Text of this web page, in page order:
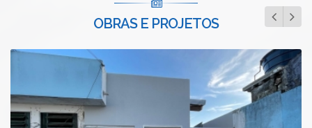
OBRAS E PROJETOS